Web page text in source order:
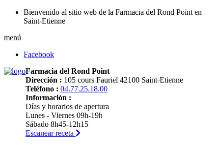
Bienvenido al sitio web de la Farmacia del Rond Point en
Saint-Etienne
menú
Facebook
Farmacia del Rond Point
Dirección : 105 cours Fauriel 42100 Saint-Etienne
Teléfono : 04.77.25.18.00
Información :
Días y horarios de apertura
Lunes - Viernes 09h-19h
Sábado 8h45-12h15
Escanear receta